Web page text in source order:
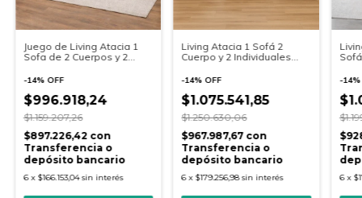
Juego de Living Atacia 1
Sofa de 2 Cuerpos y 2
-14% OFF
$996.918,24
$1.159.207,26
$897.226,42 con
Transferencia o
depósito bancario
6 x $166.153,04 sin interés
Living Atacia 1 Sofá 2
Cuerpo y 2 Individuales
-14%OFF
$1.075.541,85
$1.250.630,06
$967.987,67 con
Transferencia o
depósito bancario
6 x $179.256,98 sin interés
-14
6 x